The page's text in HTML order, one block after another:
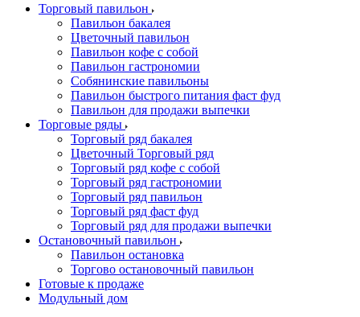
Торговый павильон
Павильон бакалея
Цветочный павильон
Павильон кофе с собой
Павильон гастрономии
Собянинские павильоны
Павильон быстрого питания фаст фуд
Павильон для продажи выпечки
Торговые ряды
Торговый ряд бакалея
Цветочный Торговый ряд
Торговый ряд кофе с собой
Торговый ряд гастрономии
Торговый ряд павильон
Торговый ряд фаст фуд
Торговый ряд для продажи выпечки
Остановочный павильон
Павильон остановка
Торгово остановочный павильон
Готовые к продаже
Модульный дом